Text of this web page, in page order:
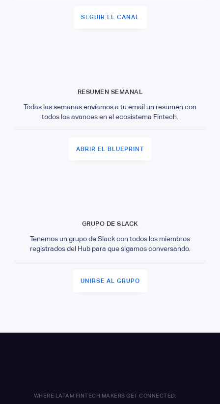
SEGUIR EL CANAL
RESUMEN SEMANAL
Todas las semanas envíamos a tu email un resumen con
todos los avances en el ecosistema Fintech.
ABRIR EL BLUEPRINT
GRUPO DE SLACK
Tenemos un grupo de Slack con todos los miembros
registrados del Hub para que sigamos conversando.
UNIRSE AL GRUPO
WHERE LATAM FINTECH MAKERS GET CONNECTED.